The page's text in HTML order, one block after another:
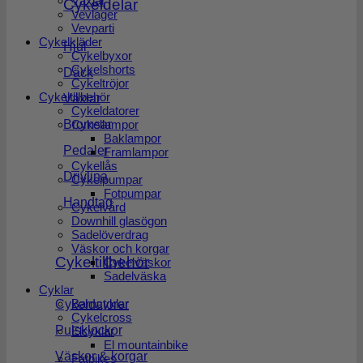
Cykeldelar
Hjul
Däck
Växlar
Bromsar
Pedaler
Drivlina
Handtag
Cykeltillbehör
Cykeldatorer
Pulsklockor
Väskor & korgar
Vevlager
Vevparti
Cykelkläder
Cykelbyxor
Cykelshorts
Cykeltröjor
Cykeltillbehör
Cykeldatorer
Cykellampor
Baklampor
Framlampor
Cykellås
Cykelpumpar
Fotpumpar
Cykelvård
Downhill glasögon
Sadelöverdrag
Väskor och korgar
Cykelväskor
Sadelväska
Cyklar
Barncyklar
Cykelcross
Elcyklar
El mountainbike
Fatbikes